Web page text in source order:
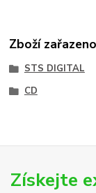
Zboží
STS DIGITAL
CD
Získejte